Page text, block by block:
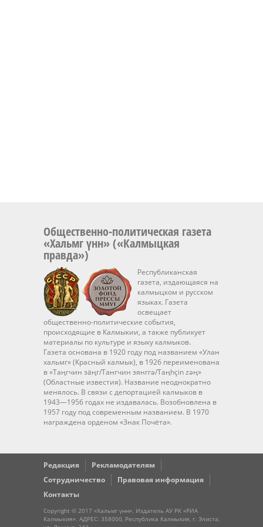
Общественно-политическая газета
«Хальмг үнн» («Калмыцкая
правда»)
Республиканская
газета, издающаяся на
калмыцком и русском
языках. Газета
освещает
общественно-политические события,
происходящие в Калмыкии, а также публикует
материалы по культуре и языку калмыков.
Газета основана в 1920 году под названием «Улан
хальмг» (Красный калмык), в 1926 переименована
в «Таңгчин зäңг/Тангчин зянггә/Taңhçin zәң»
(Областные известия). Название неоднократно
менялось. В связи с депортацией калмыков в
1943—1956 годах не издавалась. Возобновлена в
1957 году под современным названием. В 1970
награждена орденом «Знак Почёта».
Редакция
Рекламодателям
Сотрудничество
Правовая информация
Контакты
Copyright © 2017 «Хальмг үнн». Издатель АУ РК «РИА
Калмыкия». АДРЕС: 358000, Республика Калмыкия, г. Элиста,